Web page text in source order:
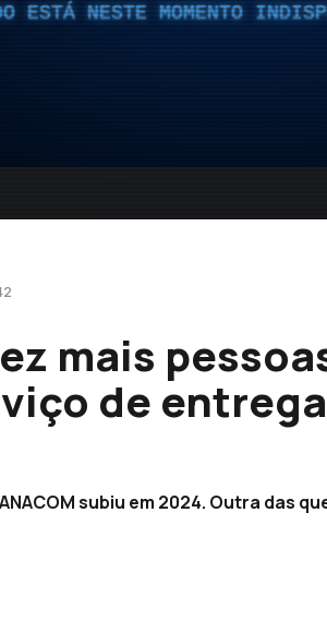
ESTÁ NESTE MOMENTO
mais
de
subiu em 2024. Outra das